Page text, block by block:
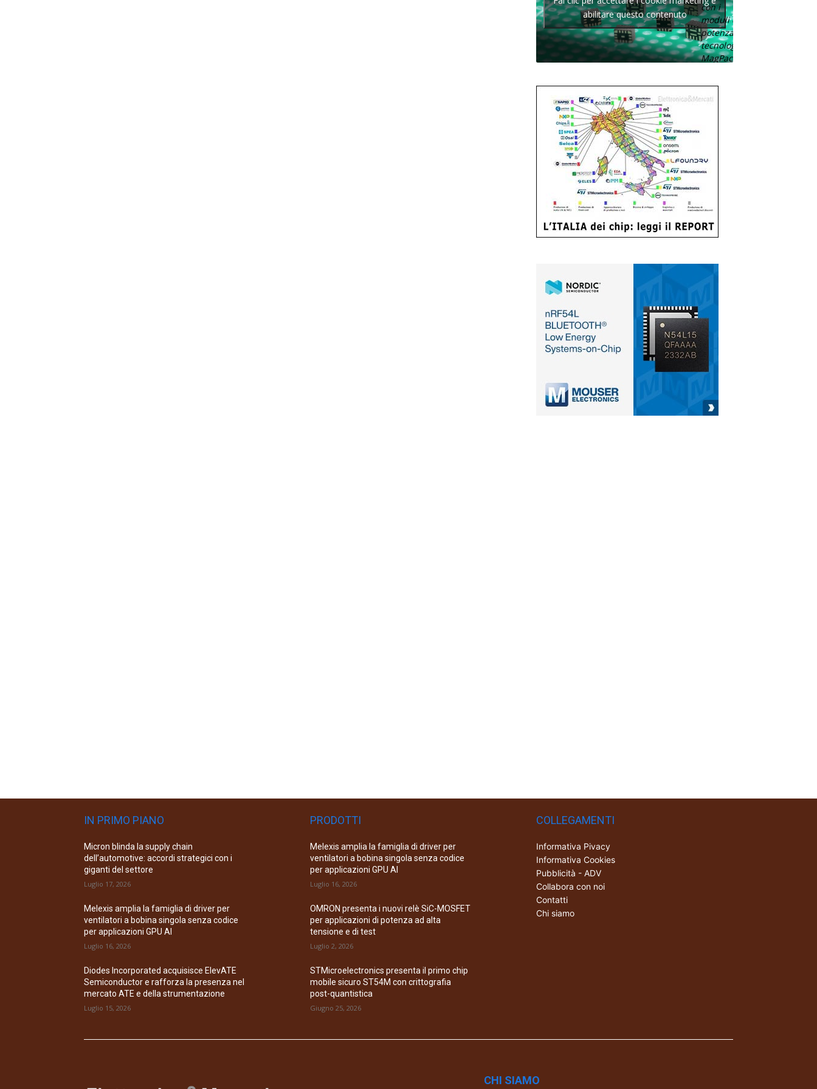
con i
moduli di
potenza con
tecnologia
MagPack.
abilitare questo contenuto
IN PRIMO PIANO
Micron blinda la supply chain
dell’automotive: accordi strategici con i
giganti del settore
Luglio 17, 2026
Melexis amplia la famiglia di driver per
ventilatori a bobina singola senza codice
per applicazioni GPU AI
Luglio 16, 2026
Diodes Incorporated acquisisce ElevATE
Semiconductor e rafforza la presenza nel
mercato ATE e della strumentazione
Luglio 15, 2026
PRODOTTI
Melexis amplia la famiglia di driver per
ventilatori a bobina singola senza codice
per applicazioni GPU AI
Luglio 16, 2026
OMRON presenta i nuovi relè SiC-MOSFET
per applicazioni di potenza ad alta
tensione e di test
Luglio 2, 2026
STMicroelectronics presenta il primo chip
mobile sicuro ST54M con crittografia
post-quantistica
Giugno 25, 2026
COLLEGAMENTI
Informativa Pivacy
Informativa Cookies
Pubblicità - ADV
Collabora con noi
Contatti
Chi siamo
CHI SIAMO